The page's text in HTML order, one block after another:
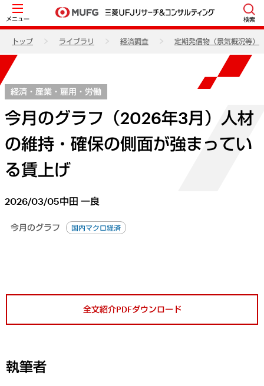
メニュー 検索
トップ ライブラリ 経済調査 定期発信物（景気概況等）
経済・産業・雇用・労働
今月のグラフ（2026年3月）人材
の維持・確保の側面が強まってい
る賃上げ
2026/03/05中田 一良
今月のグラフ 国内マクロ経済
全文紹介PDFダウンロード
執筆者